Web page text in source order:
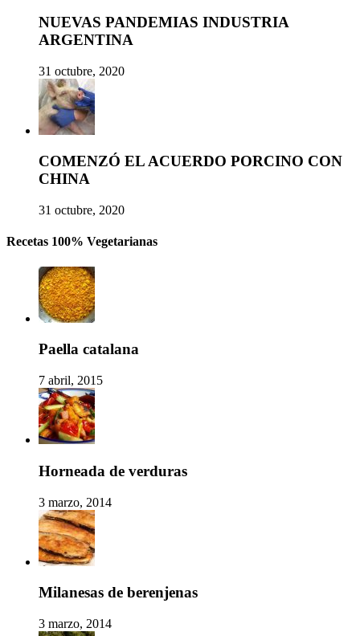
NUEVAS PANDEMIAS INDUSTRIA
ARGENTINA
31 octubre, 2020
COMENZÓ EL ACUERDO PORCINO CON
CHINA
31 octubre, 2020
Recetas 100% Vegetarianas
Paella catalana
7 abril, 2015
Horneada de verduras
3 marzo, 2014
Milanesas de berenjenas
3 marzo, 2014